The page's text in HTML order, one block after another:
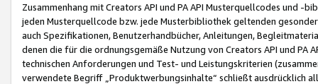
Zusammenhang mit Creators API und PA API Musterquellcodes und
jeden Musterquellcode bzw. jede Musterbibliothek geltenden
auch Spezifikationen, Benutzerhandbücher, Anleitungen,
denen die für die ordnungsgemäße Nutzung von Creators API und PA
technischen Anforderungen und Test- und Leistungskriterien
verwendete Begriff „Produktwerbungsinhalte“ schließt ausdrücklich